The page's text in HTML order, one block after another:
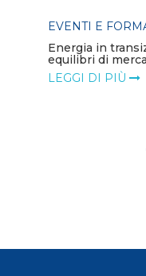
EVENTI E
Energia in
equilibri di
LEGGI DI PIÙ